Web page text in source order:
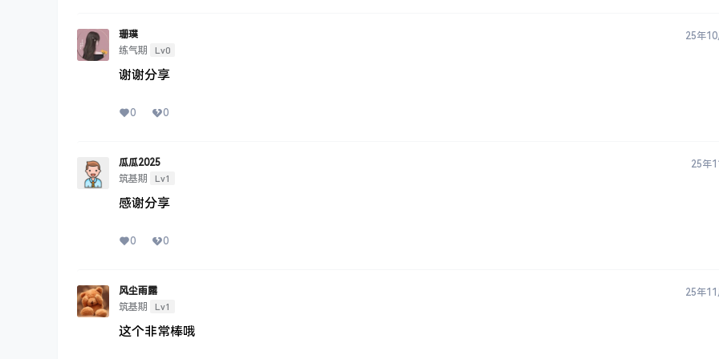
珊璞
练气期
Lv0
25年10
谢谢分享
0 0
瓜瓜2025
筑基期
Lv1
25年
感谢分享
0 0
风尘雨露
筑基期
Lv1
25年11
这个非常棒哦